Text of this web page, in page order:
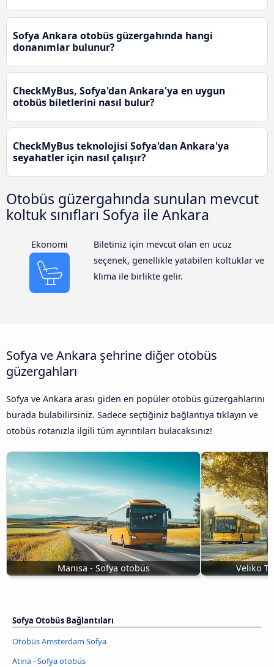
Sofya Ankara otobüs güzergahında hangi
donanımlar bulunur?
CheckMyBus, Sofya'dan Ankara'ya en uygun
otobüs biletlerini nasıl bulur?
CheckMyBus teknolojisi Sofya'dan Ankara'ya
seyahatler için nasıl çalışır?
Otobüs güzergahında sunulan mevcut
koltuk sınıfları Sofya ile Ankara
Ekonomi
Biletiniz için mevcut olan en ucuz
seçenek, genellikle yatabilen koltuklar ve
klima ile birlikte gelir.
Sofya ve Ankara şehrine diğer otobüs
güzergahları
Sofya ve Ankara arası giden en popüler otobüs güzergahlarını
burada bulabilirsiniz. Sadece seçtiğiniz bağlantıya tıklayın ve
otobüs rotanızla ilgili tüm ayrıntıları bulacaksınız!
Manisa - Sofya otobüs Veliko
Sofya Otobüs Bağlantıları
Otobüs Amsterdam Sofya
Atina - Sofya otobüs